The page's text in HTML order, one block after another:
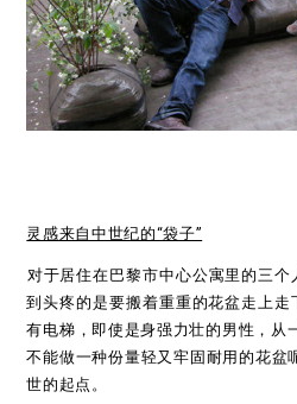
灵感来自中世纪的“袋子”
对于居住在巴黎市中心公寓里的三
到头疼的是要搬着重重的花盆走上
有电梯，即使是身强力壮的男性，从
不能做一种份量轻又牢固耐用的花盆
世的起点。